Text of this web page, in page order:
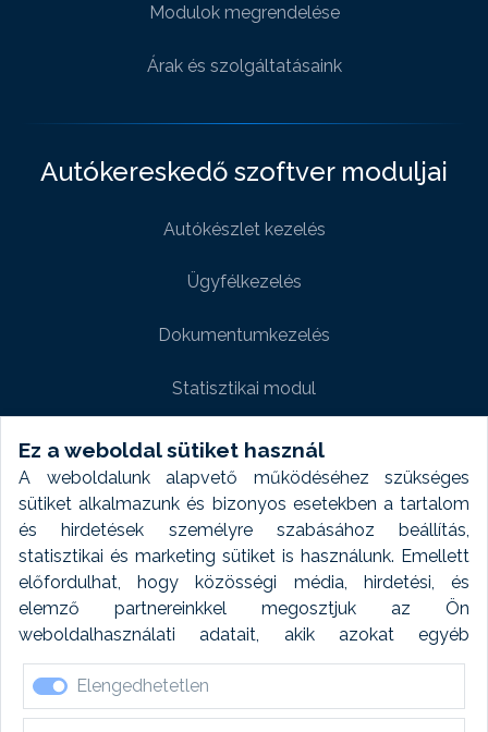
Ez a weboldal sütiket használ
A weboldalunk alapvető működéséhez szükséges
sütiket alkalmazunk és bizonyos esetekben a tartalom
és hirdetések személyre szabásához beállítás,
statisztikai és marketing sütiket is használunk. Emellett
előfordulhat, hogy közösségi média, hirdetési, és
elemző partnereinkkel megosztjuk az Ön
weboldalhasználati adatait, akik azokat egyéb
forrásokból gyűjtött adatokkal kombinálhatják. A sütik
elfogadásával kapcsolatosan naplózást végzünk és
ezen adatokat 6 hónap után automatikusan töröljük. A
Elengedhetetlen
Modulok megrendelése
Árak és szolgáltatásaink
Autókereskedő szoftver moduljai
Autókészlet kezelés
Ügyfélkezelés
Dokumentumkezelés
Statisztikai modul
Weboldal modul
Fényképtár extra modul
Autómosó modul
Feladatütemezés